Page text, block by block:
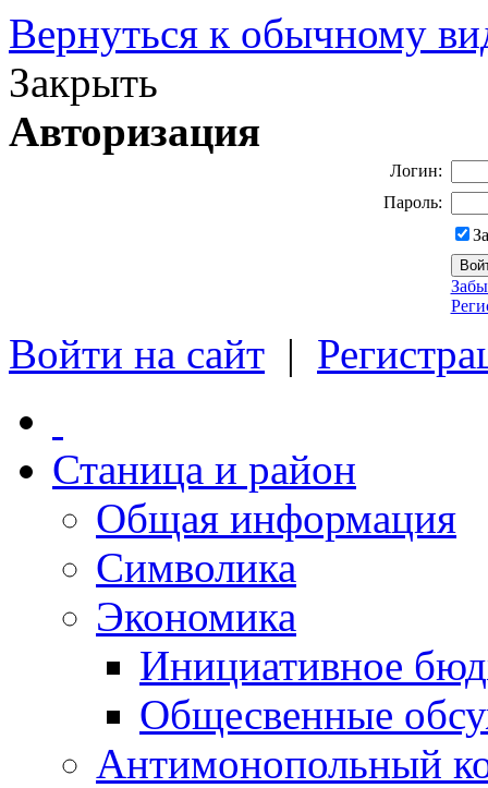
Вернуться к обычному
Закрыть
Авторизация
Логин:
Пароль:
Войти на сайт |
Станица и район
Общая информация
Символика
Экономика
Инициативное
Общесвенные
Антимонопольный